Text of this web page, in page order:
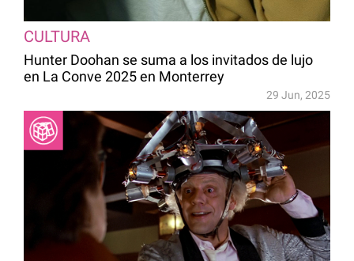
CULTURA
Hunter Doohan se suma a los invitados de lujo
en La Conve 2025 en Monterrey
29 Jun, 2025